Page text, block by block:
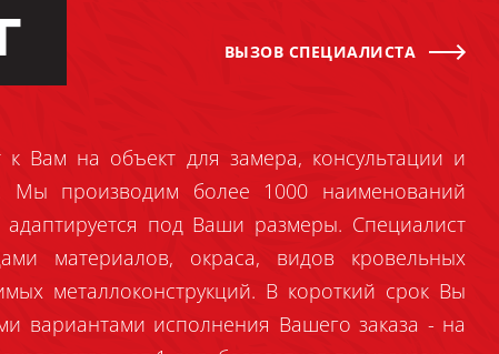
ВЫЗОВ СПЕЦИАЛИСТА
Вам на объект для замера, консультации и
Мы производим более 1000 наименований
под Ваши размеры. Специалист
материалов, окраса, видов кровельных
металлоконструкций. В короткий срок Вы
вариантами исполнения Вашего заказа - на